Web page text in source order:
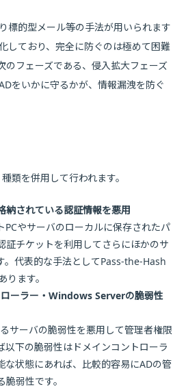
標的型メール等の手法が用いられます
しており、完全に防ぐのは極めて困難
のフェーズである、侵入拡大フェーズ
をいかに守るかが、情報漏洩を防ぐ
類を併用して行われます。
納されている認証情報を悪用
PCやサーバのローカルに保存されたパ
証チケットを利用してさらにほかのサ
。代表的な手法としてPass-the-Hash
ます。
ーラー・Windows Serverの脆弱性
サーバの脆弱性を悪用して管理者権限
以下の脆弱性はドメインコントローラ
な状態にあれば、比較的容易にADの管
弱性です。